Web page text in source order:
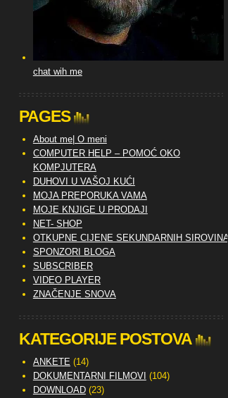
chat wih me
PAGES
About me| O meni
COMPUTER HELP – POMOĆ OKO
KOMPJUTERA
DUHOVI U VAŠOJ KUĆI
MOJA PREPORUKA VAMA
MOJE KNJIGE U PRODAJI
NET- SHOP
OTKUPNE CIJENE SEKUNDARNIH SIROVINA
SPONZORI BLOGA
SUBSCRIBER
VIDEO PLAYER
ZNAČENJE SNOVA
KATEGORIJE POSTOVA
ANKETE (14)
DOKUMENTARNI FILMOVI (104)
DOWNLOAD(23)